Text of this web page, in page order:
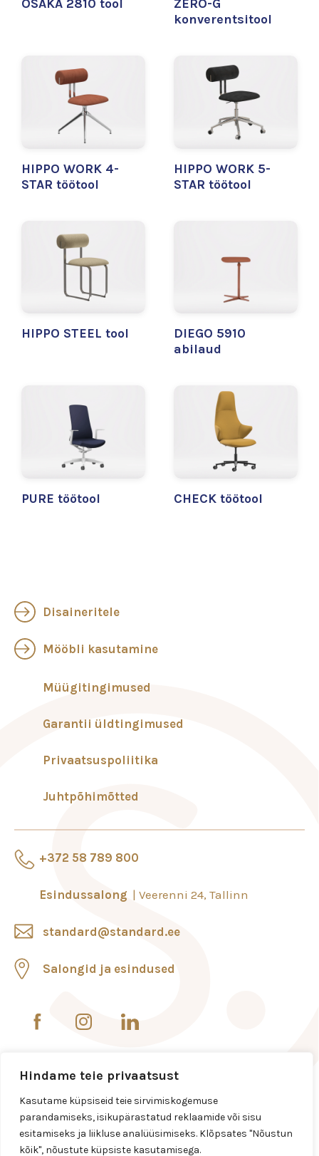
Hindame teie privaatsust
Kasutame küpsiseid teie sirvimiskogemuse
parandamiseks, isikupärastatud reklaamide või sisu
esitamiseks ja liikluse analüüsimiseks. Klõpsates "Nõustun
kõik", nõustute küpsiste kasutamisega.
OSAKA 2810 tool
ZERO-G
konverentsitool
HIPPO WORK 4-
STAR töötool
HIPPO WORK 5-
STAR töötool
HIPPO STEEL tool
DIEGO 5910
abilaud
PURE töötool CHECK töötool
+372 58 789 800
Esindussalong Veerenni 24, Tallinn
standard@standard.ee
Salongid ja esindused
Disaineritele
Mööbli kasutamine
Müügitingimused
Garantii üldtingimused
Privaatsuspoliitika
Juhtpõhimõtted